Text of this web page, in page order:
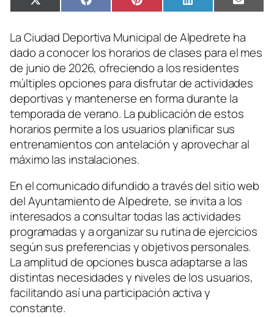
Compartir
en
X
(Twitter)
Compartir
en
FacebookCompartir
en
PinterestCompartir
en
LinkedIn
en
Email
La Ciudad Deportiva Municipal de Alpedrete ha
dado a conocer los horarios de clases para el mes
de junio de 2026, ofreciendo a los residentes
múltiples opciones para disfrutar de actividades
deportivas y mantenerse en forma durante la
temporada de verano. La publicación de estos
horarios permite a los usuarios planificar sus
entrenamientos con antelación y aprovechar al
máximo las instalaciones.
En el comunicado difundido a través del sitio web
del Ayuntamiento de Alpedrete, se invita a los
interesados a consultar todas las actividades
programadas y a organizar su rutina de ejercicios
según sus preferencias y objetivos personales.
La amplitud de opciones busca adaptarse a las
distintas necesidades y niveles de los usuarios,
facilitando así una participación activa y
constante.